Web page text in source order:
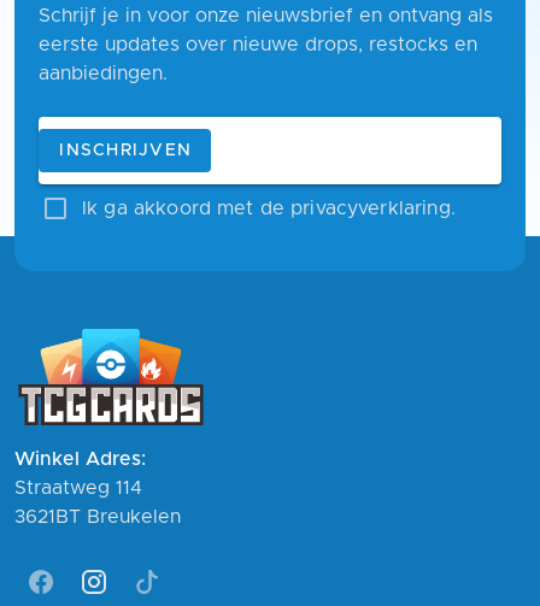
Schrijf je in voor onze nieuwsbrief en ontvang als
eerste updates over nieuwe drops, restocks en
aanbiedingen.
Blijf op de hoogte
E-mailadres
INSCHRIJVEN
Ik ga akkoord met de privacyverklaring.
Winkel Adres:
Straatweg 114
3621BT Breukelen
FacebookInstagram
Tiktok